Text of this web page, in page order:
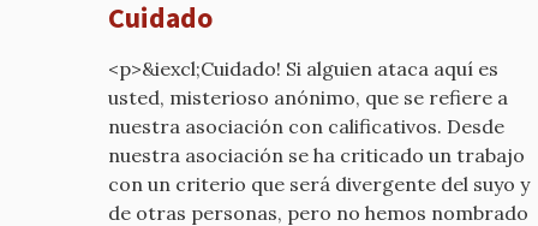
mcyp-
old
Cuidado
<p>&iexcl;Cuidado! Si alguien ataca aquí es
usted, misterioso anónimo, que se refiere a
nuestra asociación con calificativos. Desde
nuestra asociación se ha criticado un trabajo
con un criterio que será divergente del suyo y
de otras personas, pero no hemos nombrado